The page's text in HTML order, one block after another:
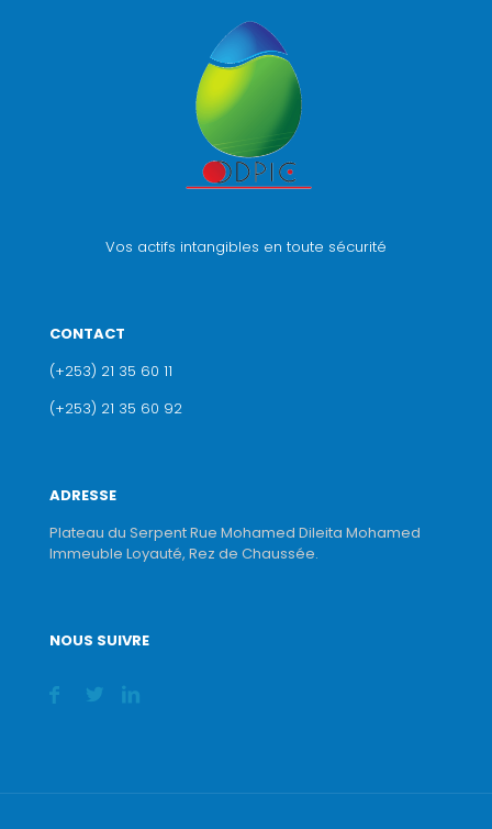
Vos actifs intangibles en toute sécurité
CONTACT
(+253) 21 35 60 11
(+253) 21 35 60 92
ADRESSE
Plateau du Serpent Rue Mohamed Dileita Mohamed
Immeuble Loyauté, Rez de Chaussée.
NOUS SUIVRE